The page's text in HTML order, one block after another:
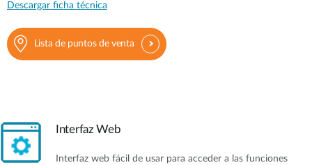
Descargar ficha técnica
Lista de puntos de venta
Interfaz Web
Interfaz web fácil de usar para acceder a las funciones